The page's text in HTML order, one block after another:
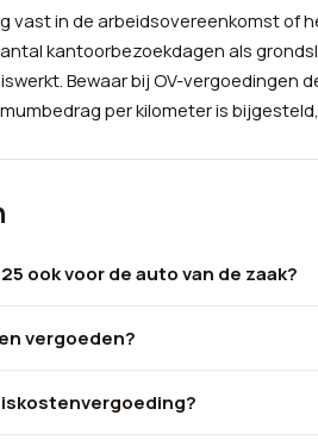
vast in de arbeidsovereenkomst of
kantoorbezoekdagen als
Bewaar bij OV-vergoedingen
per kilometer is
ook voor de auto van de zaak?
vergoeden?